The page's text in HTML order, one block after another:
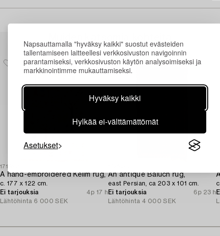
Napsauttamalla "hyväksy kaikki" suostut evästeiden
tallentamiseen laitteellesi verkkosivuston navigoinnin
parantamiseksi, verkkosivuston käytön analysoimiseksi ja
markkinointimme mukauttamiseksi.
Hyväksy kaikki
Hylkää ei-välttämättömät
Asetukset
1716691
A hand-embroidered Kelim rug,
c. 177 x 122 cm.
Ei tarjouksia
4p 17 h
Lähtöhinta 6 000 SEK
An antique Baluch rug,
east Persian, ca 203 x 101 cm.
Ei tarjouksia
6p 23 h
Lähtöhinta 4 000 SEK